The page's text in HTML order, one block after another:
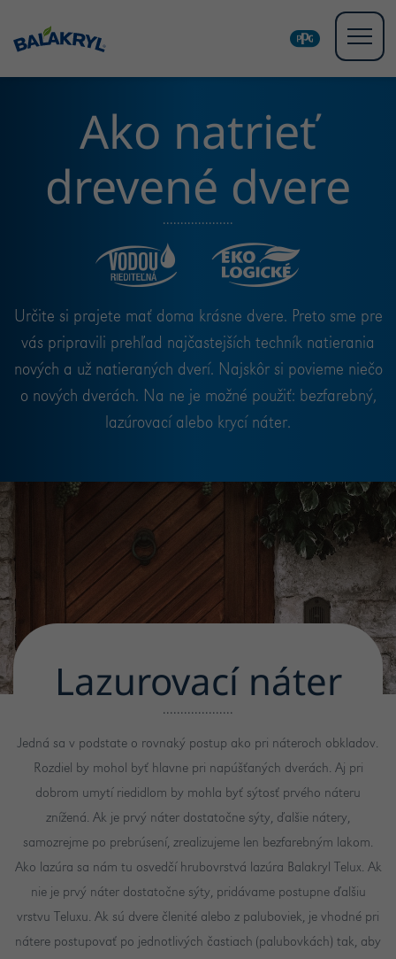
Ako natrieť
drevené dvere
Určite si prajete mať doma krásne dvere. Preto sme pre
vás pripravili prehľad najčastejších techník natierania
nových a už natieraných dverí. Najskôr si povieme niečo
o nových dverách. Na ne je možné použiť: bezfarebný,
lazúrovací alebo krycí náter.
Lazurovací náter
Jedná sa v podstate o rovnaký postup ako pri náteroch obkladov.
Rozdiel by mohol byť hlavne pri napúšťaných dverách. Aj pri
dobrom umytí riedidlom by mohla byť sýtosť prvého náteru
znížená. Ak je prvý náter dostatočne sýty, ďalšie nátery,
samozrejme po prebrúsení, zrealizujeme len bezfarebným lakom.
Ako lazúra sa nám tu osvedčí hrubovrstvá lazúra Balakryl Telux. Ak
nie je prvý náter dostatočne sýty, pridávame postupne ďalšiu
vrstvu Teluxu. Ak sú dvere členité alebo z paluboviek, je vhodné pri
nátere postupovať po jednotlivých častiach (palubovkách) tak, aby